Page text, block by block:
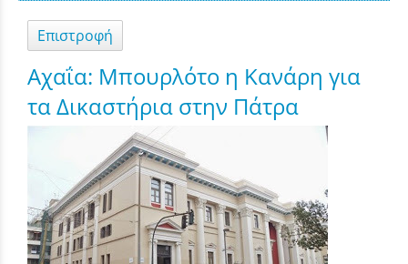
Επιστροφή
Αχαΐα: Μπουρλότο η Κανάρη για
τα Δικαστήρια στην Πάτρα